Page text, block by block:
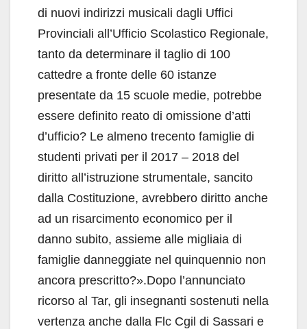
di nuovi indirizzi musicali dagli Uffici
Provinciali all’Ufficio Scolastico Regionale,
tanto da determinare il taglio di 100
cattedre a fronte delle 60 istanze
presentate da 15 scuole medie, potrebbe
essere definito reato di omissione d’atti
d’ufficio? Le almeno trecento famiglie di
studenti privati per il 2017 – 2018 del
diritto all’istruzione strumentale, sancito
dalla Costituzione, avrebbero diritto anche
ad un risarcimento economico per il
danno subito, assieme alle migliaia di
famiglie danneggiate nel quinquennio non
ancora prescritto?».Dopo l’annunciato
ricorso al Tar, gli insegnanti sostenuti nella
vertenza anche dalla Flc Cgil di Sassari e